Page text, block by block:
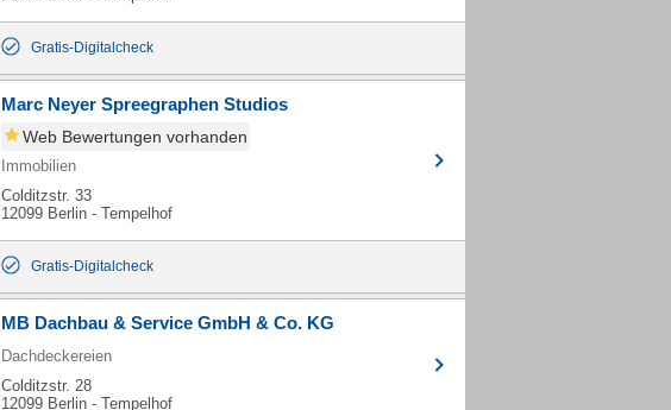
Gratis-Digitalcheck
Marc Neyer Spreegraphen Studios
Web Bewertungen vorhanden
Immobilien
Colditzstr. 33
12099 Berlin - Tempelhof
Gratis-Digitalcheck
MB Dachbau & Service GmbH & Co. KG
Dachdeckereien
Colditzstr. 28
12099 Berlin - Tempelhof